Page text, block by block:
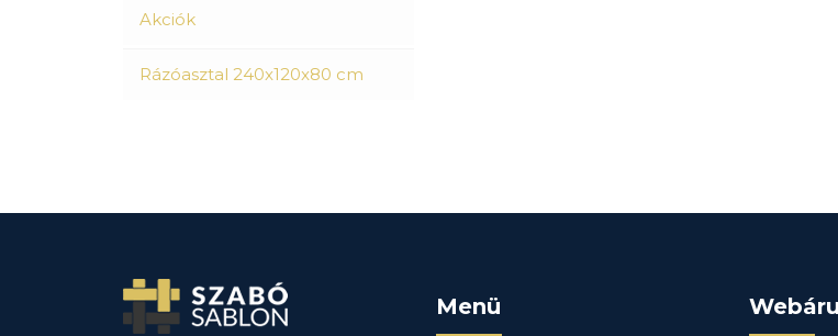
Akciók
Rázóasztal 240x120x80 cm
Menü